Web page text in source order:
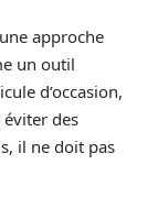
approche
un outil
d’occasion,
des
il ne doit pas